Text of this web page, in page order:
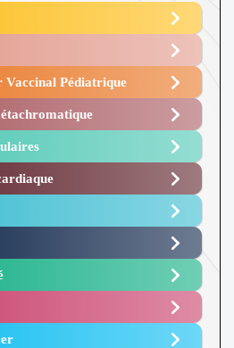
Vaccinal Pédiatrique